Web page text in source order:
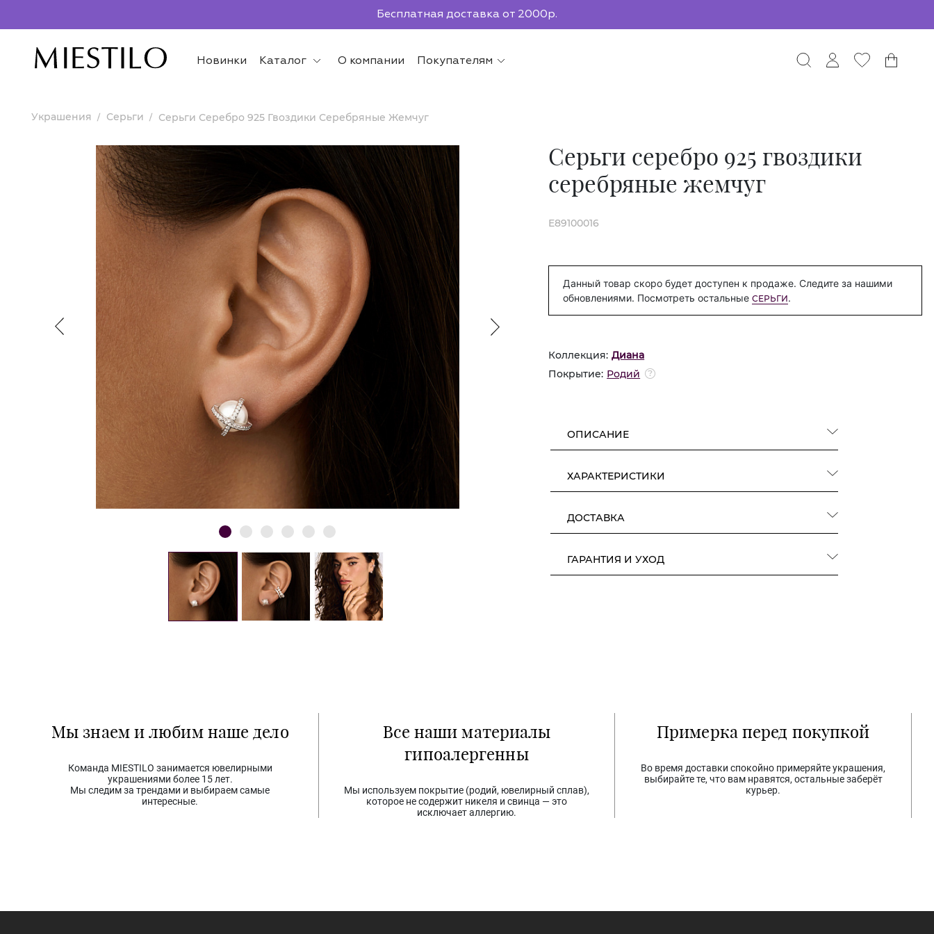
Бесплатная доставка от 2000р.
Новинки
Каталог О компании Покупателям
Украшения Серьги Серьги Серебро 925 Гвоздики Серебряные Жемчуг
Серьги серебро 925 гвоздики
серебряные жемчуг
E89100016
Данный товар скоро будет доступен к продаже. Следите за нашими
обновлениями. Посмотреть остальныеСЕРЬГИ.
Коллекция: Диана
Покрытие: Родий
ОПИСАНИЕ
ХАРАКТЕРИСТИКИ
ДОСТАВКА
ГАРАНТИЯ И УХОД
Мы знаем и любим наше дело
Команда MIESTILO занимается ювелирными
украшениями более 15 лет.
Мы следим за трендами и выбираем самые
интересные.
Все наши материалы
гипоалергенны
Мы используем покрытие (родий, ювелирный сплав),
которое не содержит никеля и свинца — это
исключает аллергию.
Примерка перед покупкой
Во время доставки спокойно примеряйте украшения,
выбирайте те, что вам нравятся, остальные заберёт
курьер.